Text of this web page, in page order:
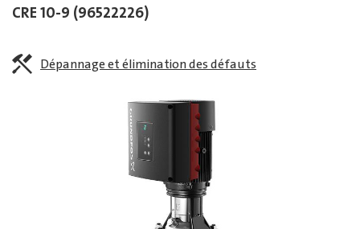
CRE 10-9 (96522226)
Dépannage et élimination des défauts